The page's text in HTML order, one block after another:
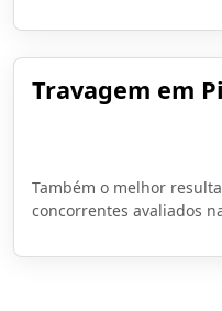
Travagem em
Também o melhor
concorrentes avaliados